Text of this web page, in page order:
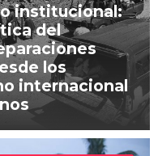
institucional:
del
los
internacional